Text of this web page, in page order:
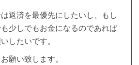
返済を最優先にしたいし、もし
少しでもお金になるのであれば
したいです。
願い致します。